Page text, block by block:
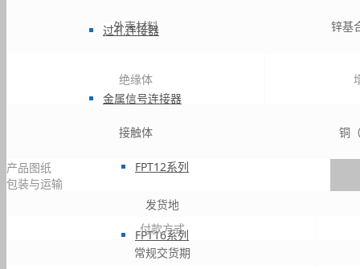
过孔连接器
金属信号连接器
FPT12系列
FPT16系列
外壳材料 锌基
绝缘体
接触体 铜
产品图纸
包装与运输
发货地
付款方式
常规交货期